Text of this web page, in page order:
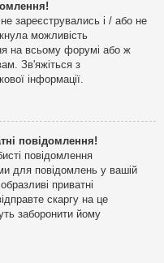
зареєструвались і / або не
можливість
на всьому форумі або ж
Зв'яжіться з
інформації.
повідомлення!
повідомлення
для повідомлень у вашій
приватні
скаргу на це
заборонити йому